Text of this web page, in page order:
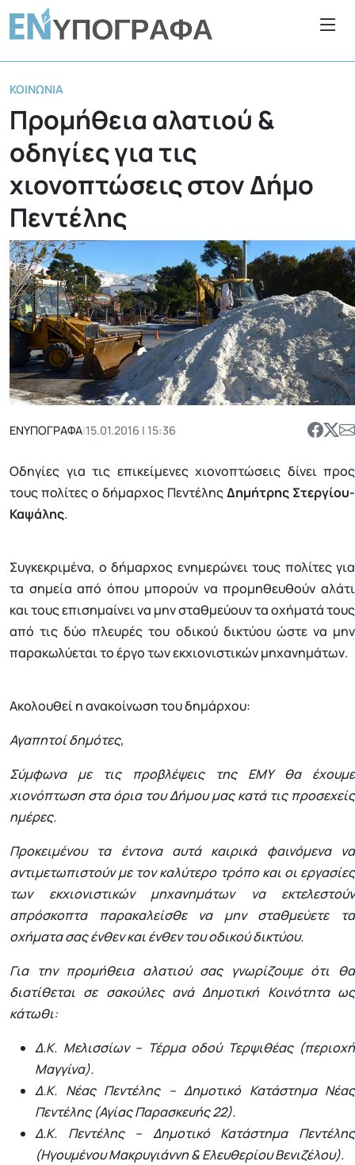
ΚΟΙΝΩΝΊΑ
Προμήθεια αλατιού &
οδηγίες για τις
χιονοπτώσεις στον Δήμο
Πεντέλης
ΕΝΥΠΟΓΡΑΦΑ|15.01.2016 | 15:36
Οδηγίες για τις επικείμενες χιονοπτώσεις δίνει προς
τους πολίτες ο δήμαρχος ΠεντέληςΔημήτρης Στεργίου-
Καψάλης.
Συγκεκριμένα, ο δήμαρχος ενημερώνει τους πολίτες για
τα σημεία από όπου μπορούν να προμηθευθούν αλάτι
και τους επισημαίνει να μην σταθμεύουν τα οχήματά τους
από τις δύο πλευρές του οδικού δικτύου ώστε να μην
παρακωλύεται το έργο των εκχιονιστικών μηχανημάτων.
Ακολουθεί η ανακοίνωση του δημάρχου:
Αγαπητοί δημότες,
Σύμφωνα με τις προβλέψεις της ΕΜΥ θα έχουμε
χιονόπτωση στα όρια του Δήμου μας κατά τις προσεχείς
ημέρες.
Προκειμένου τα έντονα αυτά καιρικά φαινόμενα να
αντιμετωπιστούν με τον καλύτερο τρόπο και οι εργασίες
των εκχιονιστικών μηχανημάτων να εκτελεστούν
απρόσκοπτα παρακαλείσθε να μην σταθμεύετε τα
οχήματα σας ένθεν και ένθεν του οδικού δικτύου.
Για την προμήθεια αλατιού σας γνωρίζουμε ότι θα
διατίθεται σε σακούλες ανά Δημοτική Κοινότητα ως
κάτωθι:
Δ.Κ. Μελισσίων – Τέρμα οδού Τερψιθέας (περιοχή
Μαγγίνα).
Δ.Κ. Νέας Πεντέλης – Δημοτικό Κατάστημα Νέας
Πεντέλης (Αγίας Παρασκευής 22).
Δ.Κ. Πεντέλης – Δημοτικό Κατάστημα Πεντέλης
(Ηγουμένου Μακρυγιάννη & Ελευθερίου Βενιζέλου).